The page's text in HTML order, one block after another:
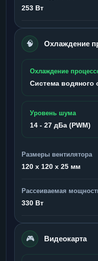
253 Вт
🧠 Охлаждение
Охлаждение
Система водяного
Уровень шума
14 - 27 дБа (PWM)
Размеры вентилятора
120 x 120 x 25 мм
Рассеиваемая
330 Вт
🎮 Видеокарта